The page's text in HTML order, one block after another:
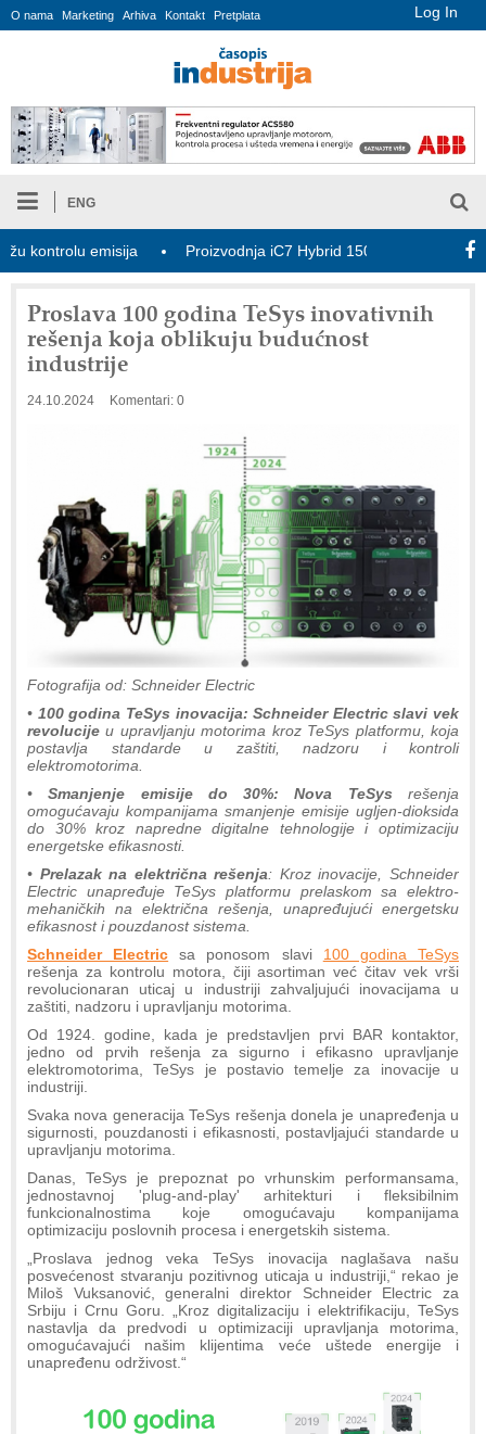
Log In
O nama Marketing Arhiva Kontakt Pretplata
ENG
emisija Proizvodnja iC7 Hybrid 1500 VDC mrežnog
Proslava 100 godina TeSys inovativnih
rešenja koja oblikuju budućnost
industrije
24.10.2024 Komentari: 0
Fotografija od: Schneider Electric
• 100 godina TeSys inovacija: Schneider Electric slavi vek
revolucije u upravljanju motorima kroz TeSys platformu, koja
postavlja standarde u zaštiti, nadzoru i kontroli
elektromotorima.
•Smanjenje emisije do 30%: Nova TeSys rešenja
omogućavaju kompanijama smanjenje emisije ugljen-dioksida
do 30% kroz napredne digitalne tehnologije i optimizaciju
energetske efikasnosti.
• Prelazak na električna rešenja: Kroz inovacije, Schneider
Electric unapređuje TeSys platformu prelaskom sa elektro-
mehaničkih na električna rešenja, unapređujući energetsku
efikasnost i pouzdanost sistema.
Schneider Electric sa ponosom slavi 100 godina TeSys
rešenja za kontrolu motora, čiji asortiman već čitav vek vrši
revolucionaran uticaj u industriji zahvaljujući inovacijama u
zaštiti, nadzoru i upravljanju motorima.
Od 1924. godine, kada je predstavljen prvi BAR kontaktor,
jedno od prvih rešenja za sigurno i efikasno upravljanje
elektromotorima, TeSys je postavio temelje za inovacije u
industriji.
Svaka nova generacija TeSys rešenja donela je unapređenja u
sigurnosti, pouzdanosti i efikasnosti, postavljajući standarde u
upravljanju motorima.
Danas, TeSys je prepoznat po vrhunskim performansama,
jednostavnoj 'plug-and-play' arhitekturi i fleksibilnim
funkcionalnostima koje omogućavaju kompanijama
optimizaciju poslovnih procesa i energetskih sistema.
„Proslava jednog veka TeSys inovacija naglašava našu
posvećenost stvaranju pozitivnog uticaja u industriji,“ rekao je
Miloš Vuksanović, generalni direktor Schneider Electric za
Srbiju i Crnu Goru. „Kroz digitalizaciju i elektrifikaciju, TeSys
nastavlja da predvodi u optimizaciji upravljanja motorima,
omogućavajući našim klijentima veće uštede energije i
unapređenu održivost.“